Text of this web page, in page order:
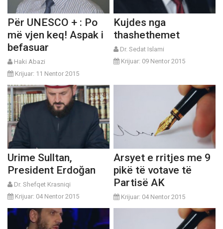
Për UNESCO + : Po
më vjen keq! Aspak i
befasuar
Haki Abazi
Krijuar: 11 Nentor 2015
Kujdes nga
thashethemet
Dr. Sedat Islami
Krijuar: 09 Nentor 2015
Urime Sulltan,
President Erdoğan
Dr. Shefqet Krasniqi
Krijuar: 04 Nentor 2015
Arsyet e rritjes me 9
pikë të votave të
Partisë AK
Krijuar: 04 Nentor 2015